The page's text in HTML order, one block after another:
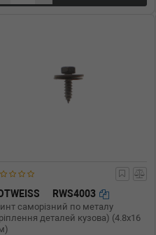
RWS4003
саморізний по металу
деталей кузова) (4.8x16